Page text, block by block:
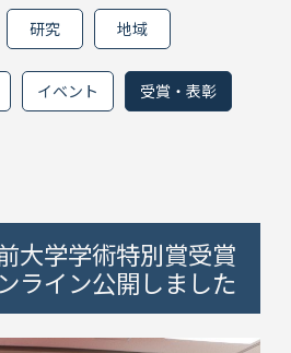
研究 地域
イベント 受賞・表彰
大学学術特別賞受賞
ライン公開しました